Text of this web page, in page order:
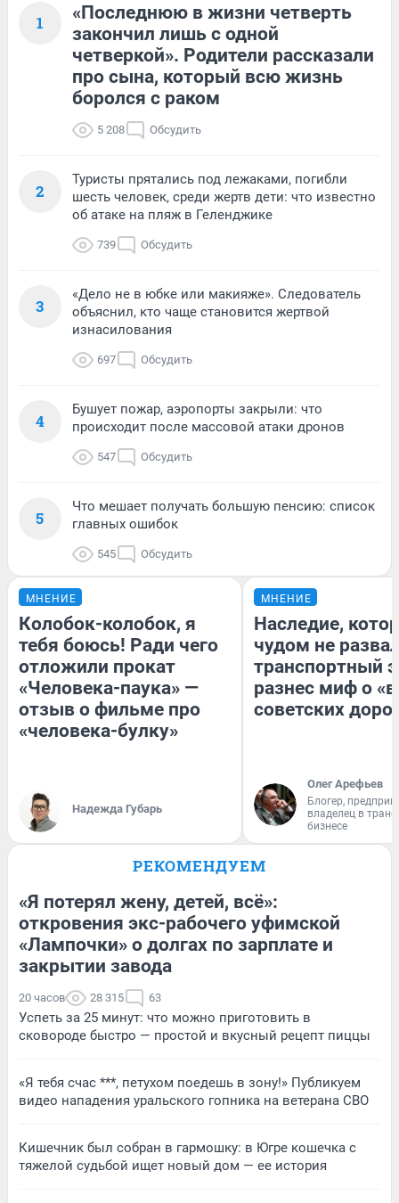
1
«Последнюю в жизни четверть
закончил лишь с одной
четверкой». Родители рассказали
про сына, который всю жизнь
боролся с раком
5 208 Обсудить
2
Туристы прятались под лежаками, погибли
шесть человек, среди жертв дети: что известно
об атаке на пляж в Геленджике
739 Обсудить
3
«Дело не в юбке или макияже». Следователь
объяснил, кто чаще становится жертвой
изнасилования
697 Обсудить
4
Бушует пожар, аэропорты закрыли: что
происходит после массовой атаки дронов
547 Обсудить
5
Что мешает получать большую пенсию: список
главных ошибок
545 Обсудить
МНЕНИЕ
Колобок-колобок, я
тебя боюсь! Ради чего
отложили прокат
«Человека-паука» —
отзыв о фильме про
«человека-булку»
Надежда Губарь
МНЕНИЕ
Наследие,
чудом не
транспортный
разнес миф о
советских
Олег Арефьев
Блогер,
владелец в
бизнесе
РЕКОМЕНДУЕМ
«Я потерял жену, детей, всё»:
откровения экс-рабочего уфимской
«Лампочки» о долгах по зарплате и
закрытии завода
20 часов 28 315 63
Успеть за 25 минут: что можно приготовить в
сковороде быстро — простой и вкусный рецепт пиццы
«Я тебя счас ***, петухом поедешь в зону!» Публикуем
видео нападения уральского гопника на ветерана СВО
Кишечник был собран в гармошку: в Югре кошечка с
тяжелой судьбой ищет новый дом — ее история